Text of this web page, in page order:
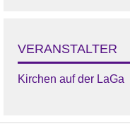
VERANSTALTER
Kirchen auf der LaGa